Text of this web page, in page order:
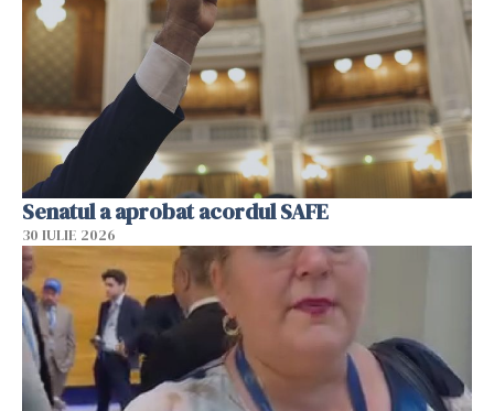
Senatul a aprobat acordul SAFE
30 IULIE 2026